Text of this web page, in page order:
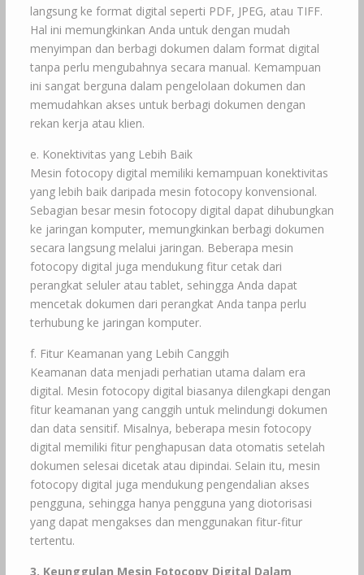
langsung ke format digital seperti PDF, JPEG, atau TIFF.
Hal ini memungkinkan Anda untuk dengan mudah
menyimpan dan berbagi dokumen dalam format digital
tanpa perlu mengubahnya secara manual. Kemampuan
ini sangat berguna dalam pengelolaan dokumen dan
memudahkan akses untuk berbagi dokumen dengan
rekan kerja atau klien.
e. Konektivitas yang Lebih Baik
Mesin fotocopy digital memiliki kemampuan konektivitas
yang lebih baik daripada mesin fotocopy konvensional.
Sebagian besar mesin fotocopy digital dapat dihubungkan
ke jaringan komputer, memungkinkan berbagi dokumen
secara langsung melalui jaringan. Beberapa mesin
fotocopy digital juga mendukung fitur cetak dari
perangkat seluler atau tablet, sehingga Anda dapat
mencetak dokumen dari perangkat Anda tanpa perlu
terhubung ke jaringan komputer.
f. Fitur Keamanan yang Lebih Canggih
Keamanan data menjadi perhatian utama dalam era
digital. Mesin fotocopy digital biasanya dilengkapi dengan
fitur keamanan yang canggih untuk melindungi dokumen
dan data sensitif. Misalnya, beberapa mesin fotocopy
digital memiliki fitur penghapusan data otomatis setelah
dokumen selesai dicetak atau dipindai. Selain itu, mesin
fotocopy digital juga mendukung pengendalian akses
pengguna, sehingga hanya pengguna yang diotorisasi
yang dapat mengakses dan menggunakan fitur-fitur
tertentu.
3. Keunggulan Mesin Fotocopy Digital Dalam